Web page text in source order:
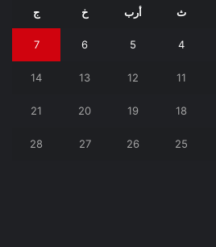
ث أرب خ ج
4
5
6
7
11
12
13
14
18
19
20
21
25
26
27
28